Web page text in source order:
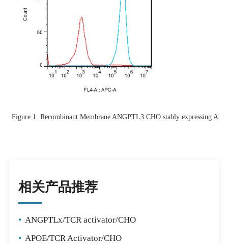
Figure 1. Recombinant Membrane ANGPTL3 CHO stably expressing
相关产品推荐
• ANGPTLx/TCR activator/CHO
• APOE/TCR Activator/CHO